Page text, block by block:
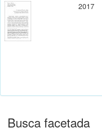
2017
Busca facetada